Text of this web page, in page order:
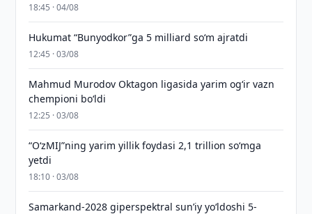
18:45 · 04/08
Hukumat “Bunyodkor”ga 5 milliard so‘m ajratdi
12:45 · 03/08
Mahmud Murodov Oktagon ligasida yarim og‘ir vazn
chempioni bo‘ldi
12:25 · 03/08
“O‘zMIJ”ning yarim yillik foydasi 2,1 trillion so‘mga
yetdi
18:10 · 03/08
Samarkand-2028 giperspektral sun’iy yo‘ldoshi 5-